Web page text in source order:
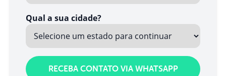
Qual a sua cidade?
RECEBA CONTATO VIA WHATSAPP